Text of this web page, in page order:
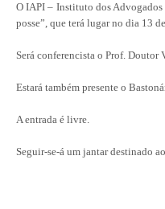
O IAPI – Instituto dos Advogados
posse”, que terá lugar no dia 13
Será conferencista o Prof. Doutor
Estará também presente o
A entrada é livre.
Seguir-se-á um jantar destinado